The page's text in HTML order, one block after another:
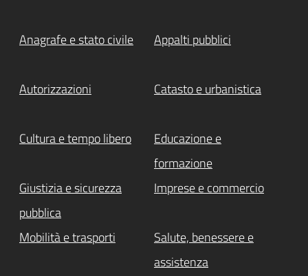
Anagrafe e stato civile Appalti pubblici
Autorizzazioni Catasto e urbanistica
Cultura e tempo libero
Educazione e
formazione
Giustizia e sicurezza
pubblica
Imprese e commercio
Mobilità e trasporti
Salute, benessere e
assistenza